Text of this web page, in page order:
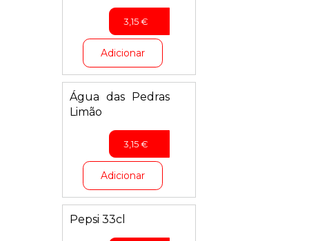
3,15€
Adicionar
Água das Pedras
Limão
3,15€
Adicionar
Pepsi 33cl